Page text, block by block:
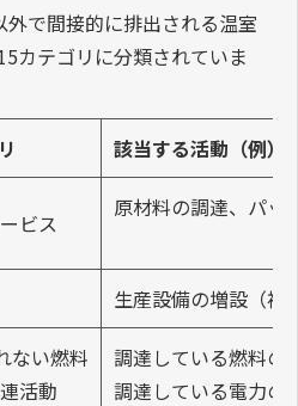
で間接的に排出される温室
カテゴリに分類されていま
該当する活動（例）
ビス
原材料の調達、パッ
生産設備の増設（複
ない燃料
活動
調達している燃料の
調達している電力の